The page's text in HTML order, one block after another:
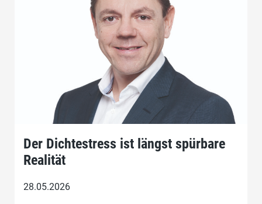
Der Dichtestress ist längst spürbare
Realität
28.05.2026